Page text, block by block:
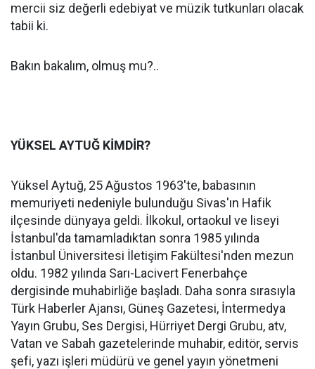
mercii siz değerli edebiyat ve müzik tutkunları olacak
tabii ki.
Bakın bakalım, olmuş mu?..
YÜKSEL AYTUĞ KİMDİR?
Yüksel Aytuğ, 25 Ağustos 1963'te, babasının
memuriyeti nedeniyle bulunduğu Sivas'ın Hafik
ilçesinde dünyaya geldi. İlkokul, ortaokul ve liseyi
İstanbul'da tamamladıktan sonra 1985 yılında
İstanbul Üniversitesi İletişim Fakültesi'nden mezun
oldu. 1982 yılında Sarı-Lacivert Fenerbahçe
dergisinde muhabirliğe başladı. Daha sonra sırasıyla
Türk Haberler Ajansı, Güneş Gazetesi, İntermedya
Yayın Grubu, Ses Dergisi, Hürriyet Dergi Grubu, atv,
Vatan ve Sabah gazetelerinde muhabir, editör, servis
şefi, yazı işleri müdürü ve genel yayın yönetmeni